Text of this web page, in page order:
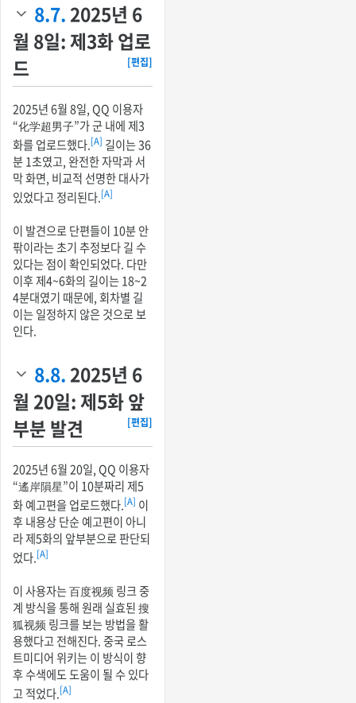
8.7. 2025년 6
월 8일: 제3화 업로
드
[편집]
2025년 6월 8일, QQ 이용자
“化学超男子”가 군 내에 제3
화를 업로드했다.[A] 길이는 36
분 1초였고, 완전한 자막과 서
막 화면, 비교적 선명한 대사가
있었다고 정리된다.[A]
이 발견으로 단편들이 10분 안
팎이라는 초기 추정보다 길 수
있다는 점이 확인되었다. 다만
이후 제4~6화의 길이는 18~2
4분대였기 때문에, 회차별 길
이는 일정하지 않은 것으로 보
인다.
8.8. 2025년 6
월 20일: 제5화 앞
부분 발견
[편집]
2025년 6월 20일, QQ 이용자
“遙岸隕星”이 10분짜리 제5
화 예고편을 업로드했다.[A] 이
후 내용상 단순 예고편이 아니
라 제5화의 앞부분으로 판단되
었다.[A]
이 사용자는 百度视频 링크 중
계 방식을 통해 원래 실효된 搜
狐视频 링크를 보는 방법을 활
용했다고 전해진다. 중국 로스
트미디어 위키는 이 방식이 향
후 수색에도 도움이 될 수 있다
고 적었다.[A]